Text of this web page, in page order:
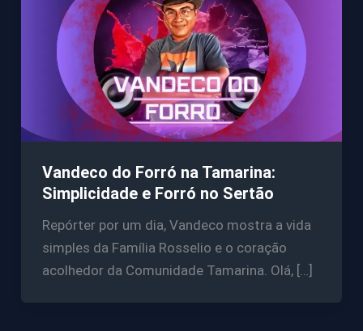
Vandeco do Forró na Tamarina:
Simplicidade e Forró no Sertão
Repórter por um dia, Vandeco mostra a vida
simples da Família Rosselio e o coração
acolhedor da Comunidade Tamarina. Olá, […]